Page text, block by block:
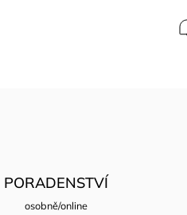
PORADENSTVÍ
osobně/online